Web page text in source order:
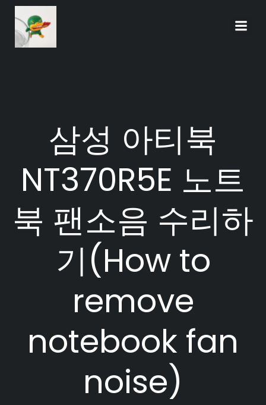
삼성 아티북
NT370R5E 노트
북 팬소음 수리하
기(How to
remove
notebook fan
noise)